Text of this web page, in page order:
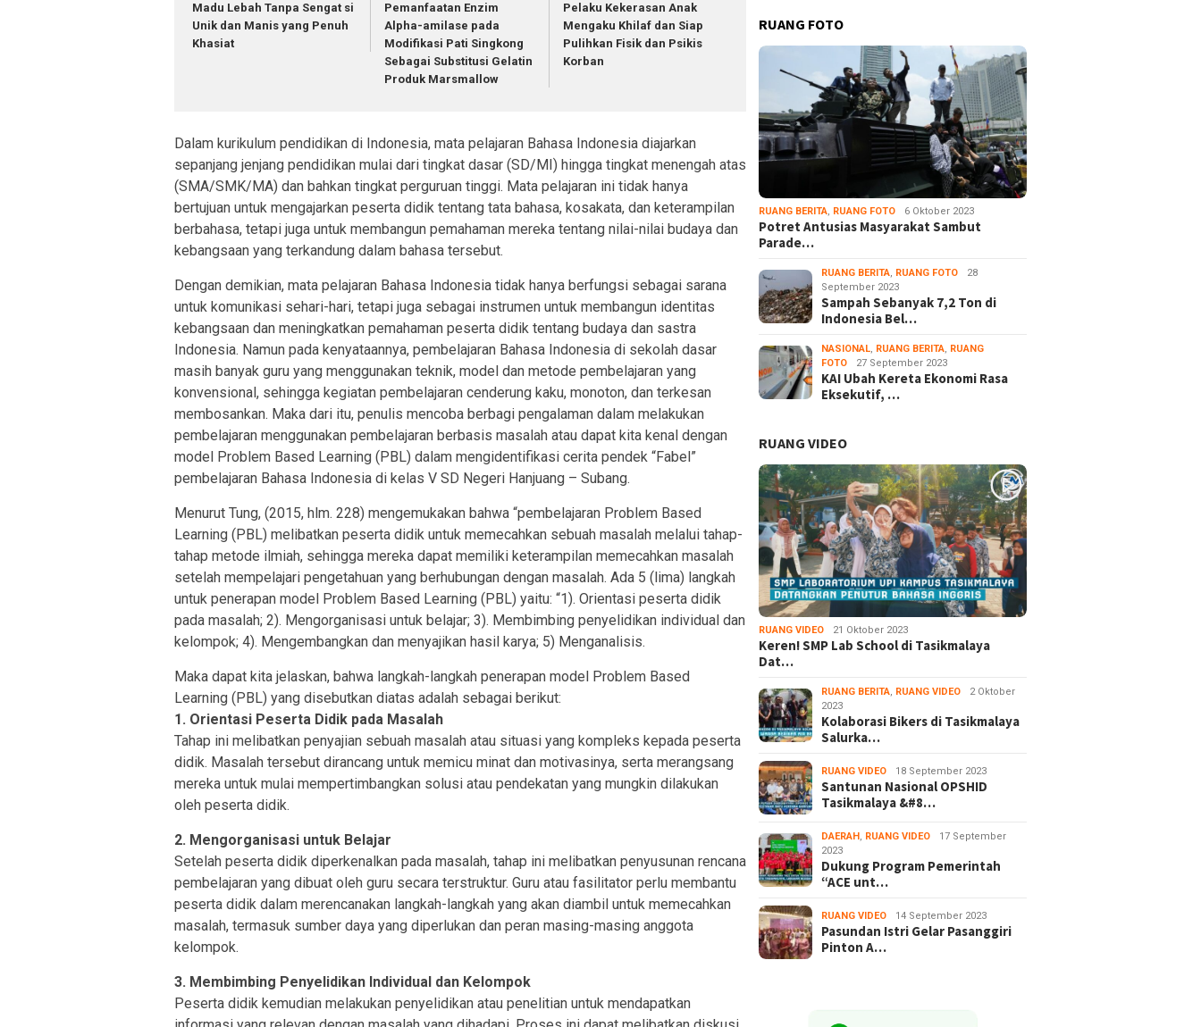
Madu Lebah Tanpa Sengat si
Unik dan Manis yang Penuh
Khasiat
Pemanfaatan Enzim
Αlpha-amilase pada
Modifikasi Pati Singkong
Sebagai Substitusi Gelatin
Produk Marsmallow
Pelaku Kekerasan Anak
Mengaku Khilaf dan Siap
Pulihkan Fisik dan Psikis
Korban
Dalam kurikulum pendidikan di Indonesia, mata pelajaran Bahasa Indonesia diajarkan
sepanjang jenjang pendidikan mulai dari tingkat dasar (SD/MI) hingga tingkat menengah atas
(SMA/SMK/MA) dan bahkan tingkat perguruan tinggi. Mata pelajaran ini tidak hanya
bertujuan untuk mengajarkan peserta didik tentang tata bahasa, kosakata, dan keterampilan
berbahasa, tetapi juga untuk membangun pemahaman mereka tentang nilai-nilai budaya dan
kebangsaan yang terkandung dalam bahasa tersebut.
Dengan demikian, mata pelajaran Bahasa Indonesia tidak hanya berfungsi sebagai sarana
untuk komunikasi sehari-hari, tetapi juga sebagai instrumen untuk membangun identitas
kebangsaan dan meningkatkan pemahaman peserta didik tentang budaya dan sastra
Indonesia. Namun pada kenyataannya, pembelajaran Bahasa Indonesia di sekolah dasar
masih banyak guru yang menggunakan teknik, model dan metode pembelajaran yang
konvensional, sehingga kegiatan pembelajaran cenderung kaku, monoton, dan terkesan
membosankan. Maka dari itu, penulis mencoba berbagi pengalaman dalam melakukan
pembelajaran menggunakan pembelajaran berbasis masalah atau dapat kita kenal dengan
model Problem Based Learning (PBL) dalam mengidentifikasi cerita pendek “Fabel”
pembelajaran Bahasa Indonesia di kelas V SD Negeri Hanjuang – Subang.
Menurut Tung, (2015, hlm. 228) mengemukakan bahwa “pembelajaran Problem Based
Learning (PBL) melibatkan peserta didik untuk memecahkan sebuah masalah melalui tahap-
tahap metode ilmiah, sehingga mereka dapat memiliki keterampilan memecahkan masalah
setelah mempelajari pengetahuan yang berhubungan dengan masalah. Ada 5 (lima) langkah
untuk penerapan model Problem Based Learning (PBL) yaitu: “1). Orientasi peserta didik
pada masalah; 2). Mengorganisasi untuk belajar; 3). Membimbing penyelidikan individual dan
kelompok; 4). Mengembangkan dan menyajikan hasil karya; 5) Menganalisis.
Maka dapat kita jelaskan, bahwa langkah-langkah penerapan model Problem Based
Learning (PBL) yang disebutkan diatas adalah sebagai berikut:
1. Orientasi Peserta Didik pada Masalah
Tahap ini melibatkan penyajian sebuah masalah atau situasi yang kompleks kepada peserta
didik. Masalah tersebut dirancang untuk memicu minat dan motivasinya, serta merangsang
mereka untuk mulai mempertimbangkan solusi atau pendekatan yang mungkin dilakukan
oleh peserta didik.
2. Mengorganisasi untuk Belajar
Setelah peserta didik diperkenalkan pada masalah, tahap ini melibatkan penyusunan rencana
pembelajaran yang dibuat oleh guru secara terstruktur. Guru atau fasilitator perlu membantu
peserta didik dalam merencanakan langkah-langkah yang akan diambil untuk memecahkan
masalah, termasuk sumber daya yang diperlukan dan peran masing-masing anggota
kelompok.
3. Membimbing Penyelidikan Individual dan Kelompok
Peserta didik kemudian melakukan penyelidikan atau penelitian untuk mendapatkan
RUANG FOTO
RUANG BERITA, RUANG FOTO 6 Oktober 2023
Potret Antusias Masyarakat Sambut
Parade…
RUANG BERITA, RUANG FOTO
28
September 2023
Sampah Sebanyak 7,2 Ton di
Indonesia Bel…
NASIONAL, RUANG BERITA, RUANG
FOTO
27 September 2023
KAI Ubah Kereta Ekonomi Rasa
Eksekutif, …
RUANG VIDEO
RUANG VIDEO 21 Oktober 2023
Keren! SMP Lab School di Tasikmalaya
Dat…
RUANG BERITA, RUANG VIDEO
2 Oktober
2023
Kolaborasi Bikers di Tasikmalaya
Salurka…
RUANG VIDEO 18 September 2023
Santunan Nasional OPSHID
Tasikmalaya &#8…
DAERAH , RUANG VIDEO
17 September
2023
Dukung Program Pemerintah
“ACE unt…
RUANG VIDEO 14 September 2023
Pasundan Istri Gelar Pasanggiri
Pinton A…